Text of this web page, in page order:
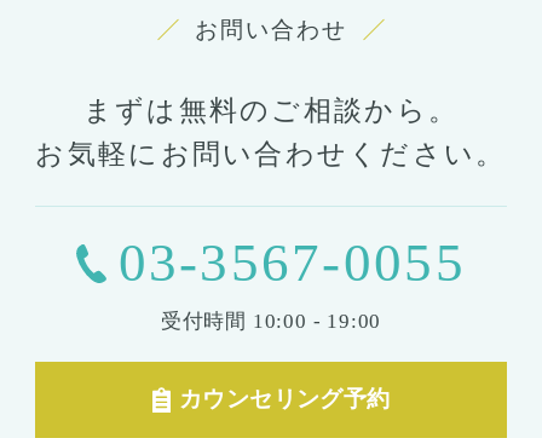
お問い合わせ
まずは無料のご相談から。
お気軽にお問い合わせください。
03-3567-0055
受付時間 10:00 - 19:00
カウンセリング予約